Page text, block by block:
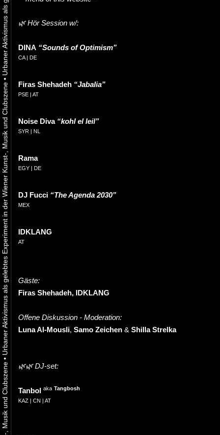
•
Urbaner Aktivismus als gelebtes Experiment in der Wiener Kunst-, Musik und Clubszene
•
🌿 Hör Session w/:
DINA “Sounds of Optimism”
CA | DE
Firas Shehadeh “Jabalia”
PSE | AT
Noise Diva “kohl el leil”
SYR | NL
Rama
EGY | DE
DJ Fucci “The Agenda 2030”
MEX
IDKLANG
AT
Gäste:
Firas Shehadeh, IDKLANG
Offene Diskussion - Moderation:
Luna Al-Mousli, Samo Zeichen & Shilla Strelka
🌿🌿 DJ-set:
Tanbol aka Tangbosh
KAZ | CN | AT